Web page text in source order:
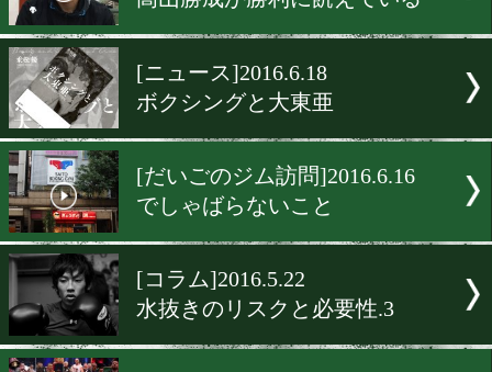
[コラム]2016.8.19
[ニュース]2016.8.18
忠さん劇場くいしん坊
[セカンドキャリア
なんでもできるはず